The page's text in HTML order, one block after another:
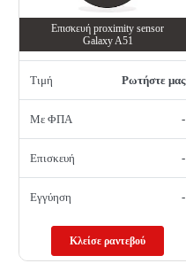
Επισκευή proximity sensor
Galaxy A51
Τιμή Ρωτήστε μας
Με ΦΠΑ -
Επισκευή -
Εγγύηση -
Κλείσε ραντεβού